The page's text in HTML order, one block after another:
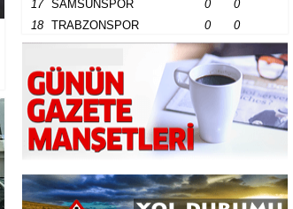
17
SAMSUNSPOR 0
0
18
TRABZONSPOR 0 0